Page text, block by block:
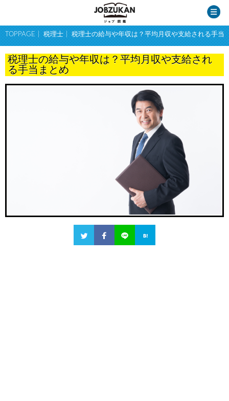
TOPPAGE 税理士 税理士の給与や年収は？平均月収や支給される手当
税理士の給与や年収は？平均月収や支給され
る手当まとめ